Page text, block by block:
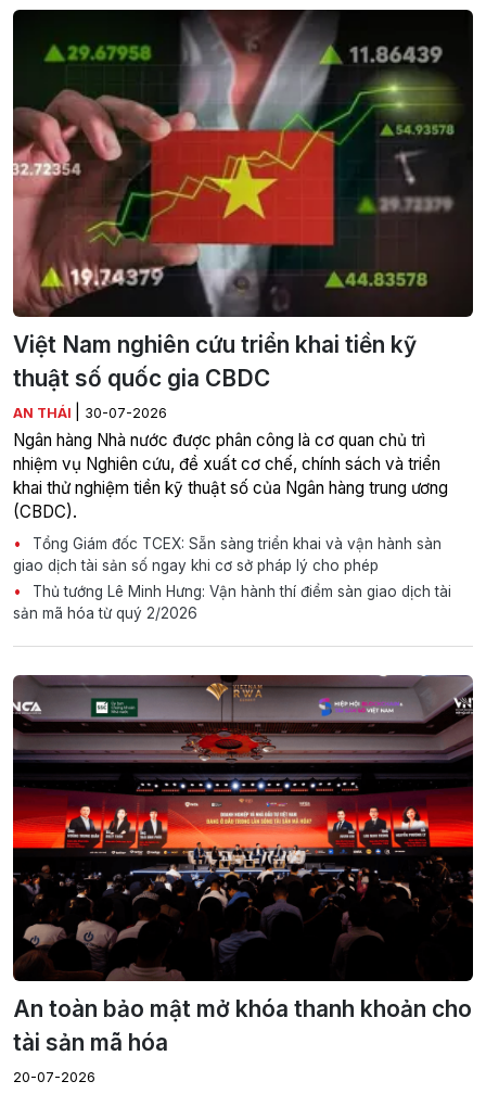
Việt Nam nghiên cứu triển khai tiền kỹ
thuật số quốc gia CBDC
AN THÁI 30-07-2026
Ngân hàng Nhà nước được phân công là cơ quan chủ trì
nhiệm vụ Nghiên cứu, đề xuất cơ chế, chính sách và triển
khai thử nghiệm tiền kỹ thuật số của Ngân hàng trung ương
(CBDC).
Tổng Giám đốc TCEX: Sẵn sàng triển khai và vận hành sàn
giao dịch tài sản số ngay khi cơ sở pháp lý cho phép
Thủ tướng Lê Minh Hưng: Vận hành thí điểm sàn giao dịch tài
sản mã hóa từ quý 2/2026
20-07-2026